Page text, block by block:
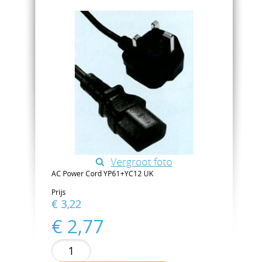
Vergroot foto
AC Power Cord YP61+YC12 UK
Prijs
€ 3,22
€ 2,77